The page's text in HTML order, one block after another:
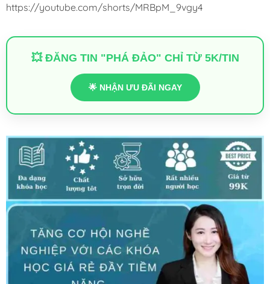
https://youtube.com/shorts/MRBpM_9vgy4
💥 ĐĂNG TIN "PHÁ ĐẢO" CHỈ TỪ 5K/TIN
🌟 NHẬN ƯU ĐÃI NGAY